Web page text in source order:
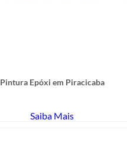
Pintura Epóxi em Piracicaba
Saiba Mais